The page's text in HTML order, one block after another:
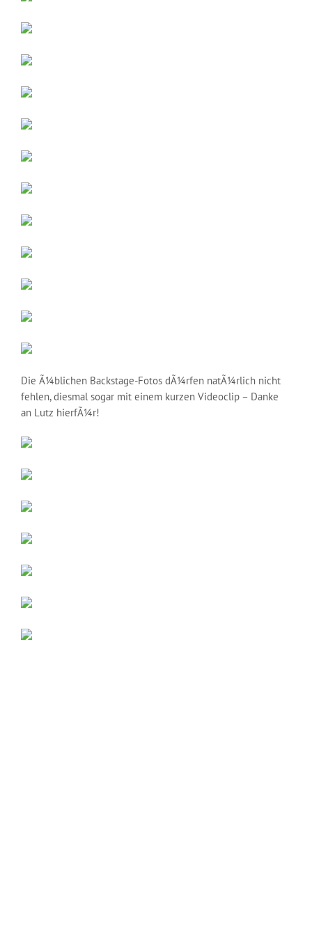
Die Ã¼blichen Backstage-Fotos dÃ¼rfen natÃ¼rlich nicht
fehlen, diesmal sogar mit einem kurzen Videoclip – Danke
an Lutz hierfÃ¼r!